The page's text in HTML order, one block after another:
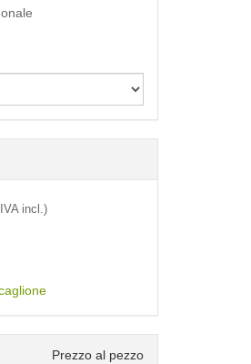
incl.)
Prezzo al pezzo